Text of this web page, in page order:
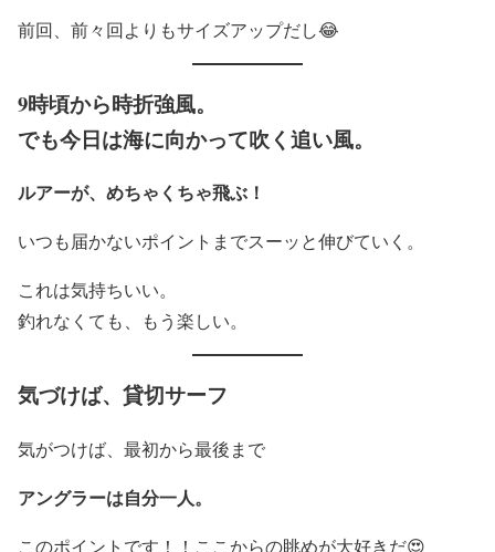
前回、前々回よりもサイズアップだし😂
9時頃から時折強風。
でも今日は海に向かって吹く追い風。
ルアーが、めちゃくちゃ飛ぶ！
いつも届かないポイントまでスーッと伸びていく。
これは気持ちいい。
釣れなくても、もう楽しい。
気づけば、貸切サーフ
気がつけば、最初から最後まで
アングラーは自分一人。
このポイントです！！ここからの眺めが大好きだ😍